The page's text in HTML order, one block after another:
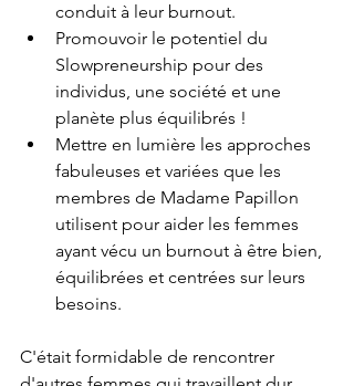
conduit à leur burnout.
Promouvoir le potentiel du
Slowpreneurship pour des
individus, une société et une
planète plus équilibrés !
Mettre en lumière les approches
fabuleuses et variées que les
membres de Madame Papillon
utilisent pour aider les femmes
ayant vécu un burnout à être bien,
équilibrées et centrées sur leurs
besoins.
C'était formidable de rencontrer